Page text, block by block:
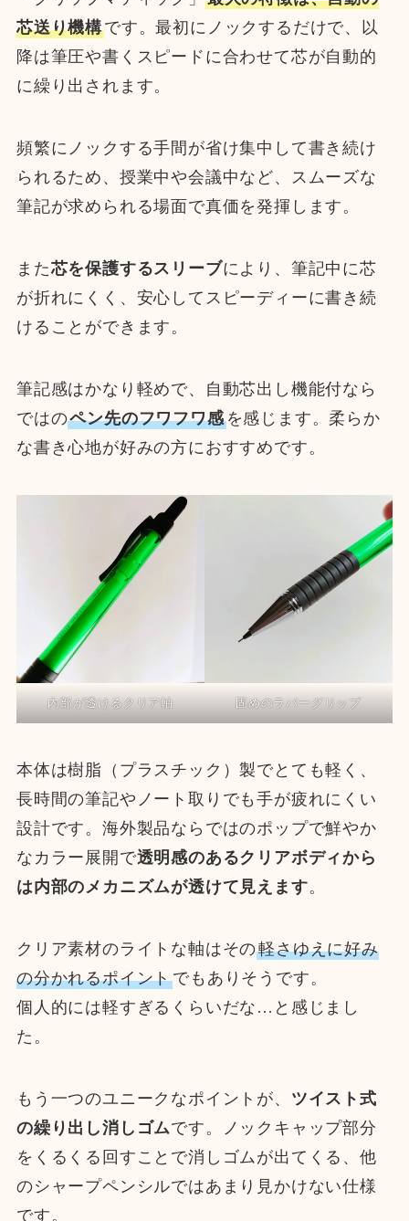
芯送り機構です。最初にノックするだけで、以
降は筆圧や書くスピードに合わせて芯が自動的
に繰り出されます。
頻繁にノックする手間が省け集中して書き続け
られるため、授業中や会議中など、スムーズな
筆記が求められる場面で真価を発揮します。
また芯を保護するスリーブにより、筆記中に芯
が折れにくく、安心してスピーディーに書き続
けることができます。
筆記感はかなり軽めで、自動芯出し機能付なら
ではのペン先のフワフワ感を感じます。柔らか
な書き心地が好みの方におすすめです。
内部が透けるクリア軸 固めのラバーグリップ
本体は樹脂（プラスチック）製でとても軽く、
長時間の筆記やノート取りでも手が疲れにくい
設計です。海外製品ならではのポップで鮮やか
なカラー展開で透明感のあるクリアボディから
は内部のメカニズムが透けて見えます。
クリア素材のライトな軸はその軽さゆえに好み
の分かれるポイントでもありそうです。
個人的には軽すぎるくらいだな…と感じまし
た。
もう一つのユニークなポイントが、 ツイスト式
の繰り出し消しゴムです。ノックキャップ部分
をくるくる回すことで消しゴムが出てくる、他
のシャープペンシルではあまり見かけない仕様
です。